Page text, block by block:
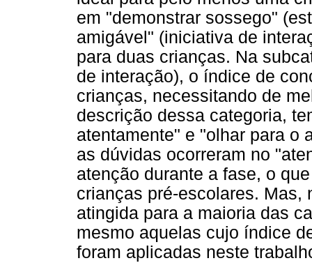
em "demonstrar sossego"
amigável" (iniciativa de
para duas crianças. Na
de interação), o índice de
crianças, necessitando de
descrição dessa categoria,
atentamente" e "olhar para o
as dúvidas ocorreram no
atenção durante a fase, o
crianças pré-escolares. Mas,
atingida para a maioria das
mesmo aquelas cujo índice
foram aplicadas neste